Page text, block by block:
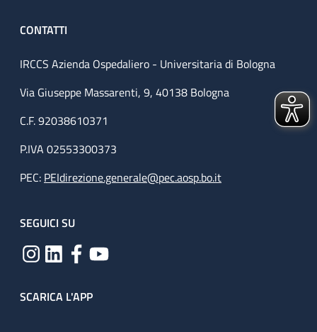
CONTATTI
IRCCS Azienda Ospedaliero - Universitaria di Bologna
Via Giuseppe Massarenti, 9, 40138 Bologna
C.F. 92038610371
P.IVA 02553300373
PEC: PEIdirezione.generale@pec.aosp.bo.it
SEGUICI SU
SCARICA L'APP